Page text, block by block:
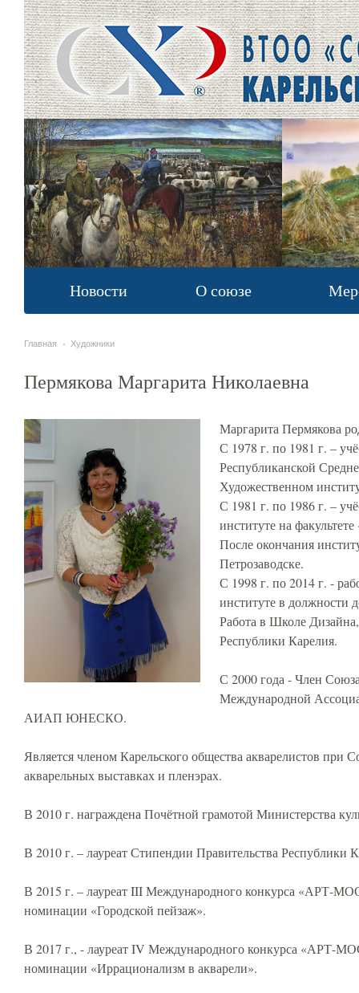
Новости О союзе
Главная Художники
Пермякова Маргарита Николаевна
Маргарита Пермякова
С 1978 г. по 1981 г. –
Республиканской
Художественном
С 1981 г. по 1986 г. –
институте на
После окончания
Петрозаводске.
С 1998 г. по 2014 г. -
институте в должности
Работа в Школе
Республики Карелия.
С 2000 года - Член
Международной
АИАП ЮНЕСКО.
Является членом Карельского общества акварелистов при
акварельных выставках и пленэрах.
В 2010 г. награждена Почётной грамотой Министерства
В 2010 г. – лауреат Стипендии Правительства Республики
В 2015 г. – лауреат III Международного конкурса «АРТ-
номинации «Городской пейзаж».
В 2017 г., - лауреат IV Международного конкурса
номинации «Иррационализм в акварели».